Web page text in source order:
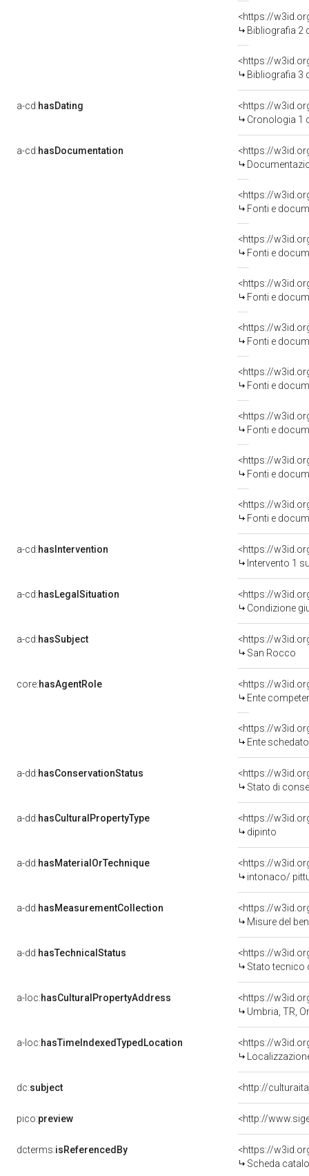
<https://
Bibliografia 2
<https://
Bibliografia 3
a-cd:hasDating
<https://
Cronologia 1
a-cd:hasDocumentation
<https://
Fonti e
<https://
Fonti e
<https://
Fonti e
<https://
Fonti e
<https://
Fonti e
<https://
Fonti e
<https://
Fonti e
<https://
Fonti e
a-cd:hasIntervention
<https://
Intervento 1
a-cd:hasLegalSituation
Condizione
a-cd:hasSubject
<https://
San Rocco
core:hasAgentRole
<https://
Ente
<https://
Ente schedatore del
a-dd:hasConservationStatus
<https://
Stato di
a-dd:hasCulturalPropertyType
<https://
dipinto
a-dd:hasMaterialOrTechnique
<https://
intonaco/
a-dd:hasMeasurementCollection
<https://
Misure del
a-dd:hasTechnicalStatus
<https://
Stato tecnico
a-loc:hasCulturalPropertyAddress
<https://
Umbria, TR,
a-loc:hasTimeIndexedTypedLocation
<https://
dc:subject <http://
pico:preview
dcterms:isReferencedBy
<https://
Scheda